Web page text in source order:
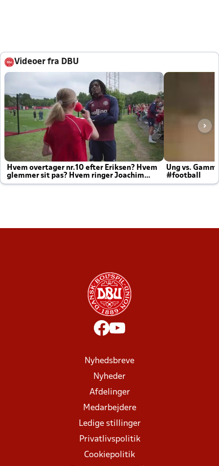
Videoer fra DBU
Hvem overtager nr.10 efter Eriksen? Hvem
glemmer sit pas? Hvem ringer Joachim
altid til efter kampe?
Ung vs.
#football
Nyhedsbreve
Nyheder
Afdelinger
Medarbejdere
Ledige stillinger
Privatlivspolitik
Cookiepolitik